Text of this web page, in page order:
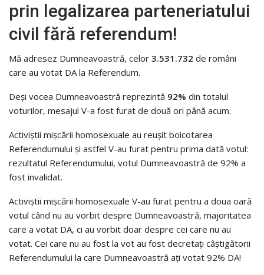
prin legalizarea parteneriatului
civil fără referendum!
Mă adresez Dumneavoastră, celor 3.531.732 de români
care au votat DA la Referendum.
Deși vocea Dumneavoastră reprezintă 92% din totalul
voturilor, mesajul V-a fost furat de două ori până acum.
Activiștii mișcării homosexuale au reușit boicotarea
Referendumului și astfel V-au furat pentru prima dată votul:
rezultatul Referendumului, votul Dumneavoastră de 92% a
fost invalidat.
Activiștii mișcării homosexuale V-au furat pentru a doua oară
votul când nu au vorbit despre Dumneavoastră, majoritatea
care a votat DA, ci au vorbit doar despre cei care nu au
votat. Cei care nu au fost la vot au fost decretați câștigătorii
Referendumului la care Dumneavoastră ați votat 92% DA!